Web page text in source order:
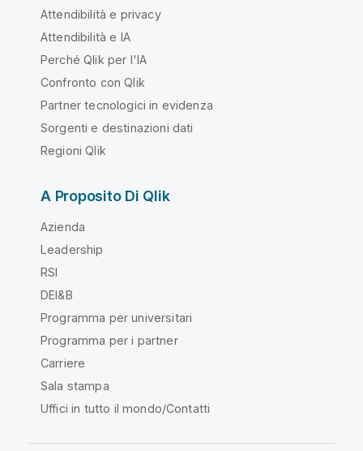
Attendibilità e privacy
Attendibilità e IA
Perché Qlik per l'IA
Confronto con Qlik
Partner tecnologici in evidenza
Sorgenti e destinazioni dati
Regioni Qlik
A Proposito Di Qlik
Azienda
Leadership
RSI
DEI&B
Programma per universitari
Programma per i partner
Carriere
Sala stampa
Uffici in tutto il mondo/Contatti